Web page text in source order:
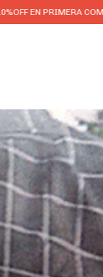
COMPRA